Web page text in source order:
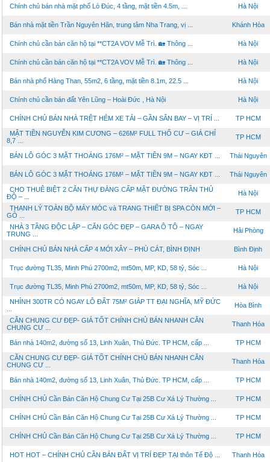
Chính chủ bán nhà mặt phố Lò Đúc, 4 tầng, mặt tiền 4.5m, ... Hà Nội
Bán nhà mặt tiền Trần Nguyên Hãn, trung tâm Nha Trang, vị ... Khánh Hòa
Chính chủ cần bán căn hộ tại **CT2A VOV Mễ Trì. 🏡 Thông ... Hà Nội
Chính chủ cần bán căn hộ tại **CT2A VOV Mễ Trì. 🏡 Thông ... Hà Nội
Bán nhà phố Hàng Than, 55m2, 6 tầng, mặt tiền 8.1m, 22.5 ... Hà Nội
Chính chủ cần bán đất Yên Lũng – Hoài Đức , Hà Nội Hà Nội
CHÍNH CHỦ BÁN NHÀ TRỆT HẺM XE TẢI – GẦN SÂN BAY – VỊ TRÍ ... TP HCM
MẶT TIỀN NGUYỄN KIM CƯƠNG – 626M² FULL THỔ CƯ – GIÁ CHỈ
8,7 ...
TP HCM
BÁN LÔ GÓC 3 MẶT THOÁNG 176M² – MẶT TIỀN 9M – NGAY KĐT ... Thái Nguyên
BÁN LÔ GÓC 3 MẶT THOÁNG 176M² – MẶT TIỀN 9M – NGAY KĐT ... Thái Nguyên
CHO THUÊ BIỆT 2 CĂN THỰ ĐẲNG CẤP MẶT ĐƯỜNG TRẦN THỦ
ĐỘ – ...
Hà Nội
THANH LÝ TOÀN BỘ MÁY MÓC và TRANG THIẾT BỊ SPA CÒN MỚI –
GÒ ...
TP HCM
NHÀ 3 TẦNG ĐỘC LẬP – CĂN GÓC ĐẸP – GARA Ô TÔ – NGAY
TRUNG ...
Hải Phòng
CHÍNH CHỦ BÁN NHÀ CẤP 4 MỚI XÂY – PHÙ CÁT, BÌNH ĐỊNH Bình Định
Trục đường TL35, Minh Phú 2700m2, mt50m, MP, KD, 58 tỷ, Sóc ... Hà Nội
Trục đường TL35, Minh Phú 2700m2, mt50m, MP, KD, 58 tỷ, Sóc ... Hà Nội
NHỈNH 300TR CÓ NGAY LÔ ĐẤT 75M² GIÁP TT ĐẠI NGHĨA, MỸ ĐỨC
Hòa Bình
CĂN CHUNG CƯ ĐẸP- GIÁ TỐT CHÍNH CHỦ BÁN NHANH CĂN
CHUNG CƯ ...
Thanh Hóa
Bán nhà 140m2, đường số 13, Linh Xuân, Thủ Đức. TP HCM, cấp ... TP HCM
CĂN CHUNG CƯ ĐẸP- GIÁ TỐT CHÍNH CHỦ BÁN NHANH CĂN
CHUNG CƯ ...
Thanh Hóa
Bán nhà 140m2, đường số 13, Linh Xuân, Thủ Đức. TP HCM, cấp ... TP HCM
CHÍNH CHỦ Cần Bán Căn Hộ Chung Cư Tại 25B Cư Xá Lý Thường ... TP HCM
CHÍNH CHỦ Cần Bán Căn Hộ Chung Cư Tại 25B Cư Xá Lý Thường ... TP HCM
CHÍNH CHỦ Cần Bán Căn Hộ Chung Cư Tại 25B Cư Xá Lý Thường ... TP HCM
HOT HOT – CHÍNH CHỦ CẦN BÁN ĐẤT VỊ TRÍ ĐẸP TẠI thôn Tế Độ ... Thanh Hóa